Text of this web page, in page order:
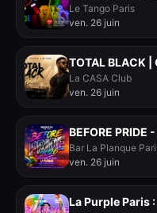
Le Tango Paris
ven. 26 juin
TOTAL BLACK |
La CASA Club
ven. 26 juin
BEFORE PRIDE
Bar La Planque
ven. 26 juin
La Purple Paris :